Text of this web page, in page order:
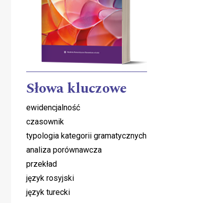
Słowa kluczowe
ewidencjalność
czasownik
typologia kategorii gramatycznych
analiza porównawcza
przekład
język rosyjski
język turecki